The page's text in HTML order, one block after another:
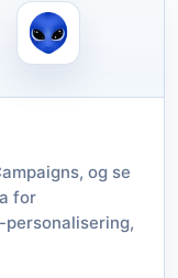
og se
for